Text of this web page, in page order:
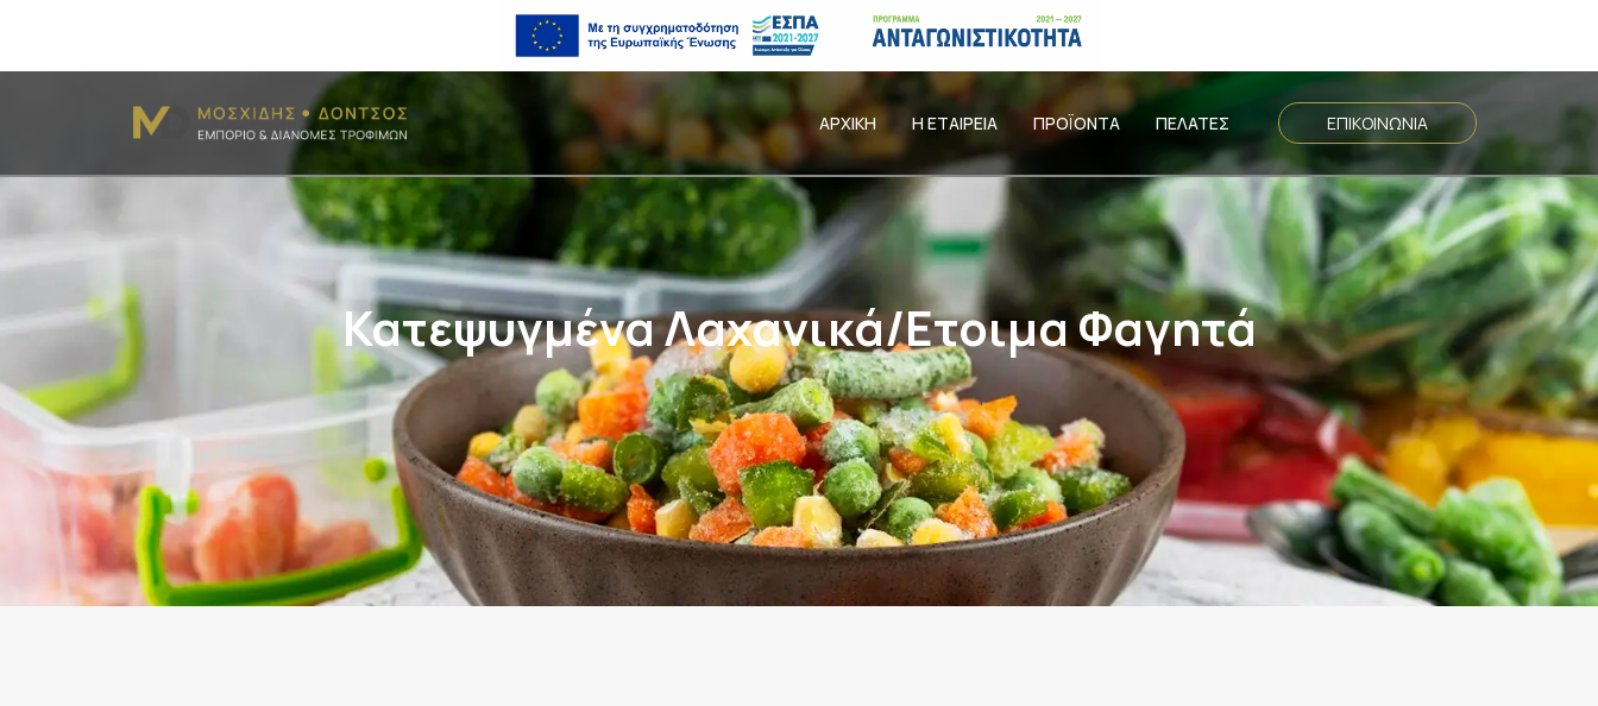
ΑΡΧΙΚΗ Η ΕΤΑΙΡΕΙΑ ΠΡΟΪΟΝΤΑ ΠΕΛΑΤΕΣ ΕΠΙΚΟΙΝΩΝΙΑ
Κατεψυγμένα Λαχανικά/Ετοιμα Φαγητά